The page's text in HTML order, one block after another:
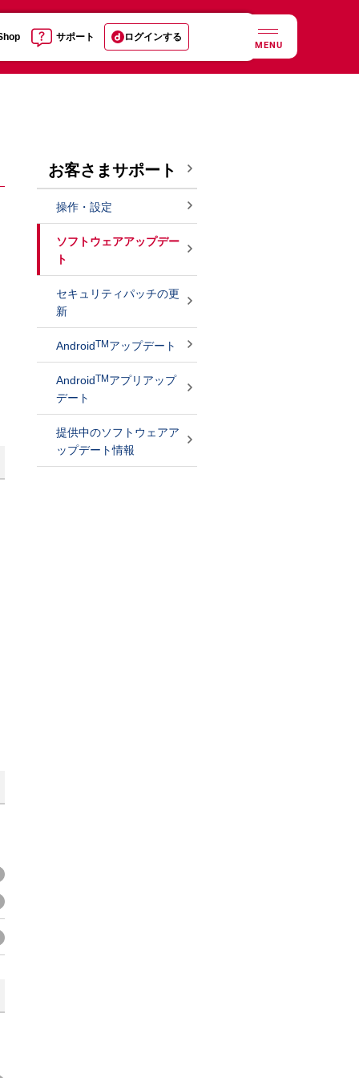
サポート ログインする
MENU
お客さまサポート
操作・設定
ソフトウェアアップデー
ト
セキュリティパッチの更
新
AndroidTM アップデート
AndroidTM アプリアップ
デート
提供中のソフトウェアア
ップデート情報